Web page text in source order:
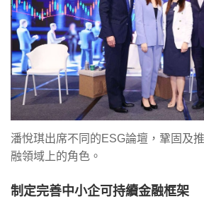
潘悅琪出席不同的ESG論壇，鞏固及
融領域上的角色。
制定完善中小企可持續金融框架